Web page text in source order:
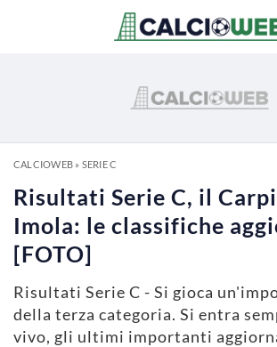
CALCIOWEB» SERIE C
Risultati Serie C, il
Imola: le classifiche
[FOTO]
Risultati Serie C - Si gioca
della terza categoria. Si entra
vivo, gli ultimi importanti